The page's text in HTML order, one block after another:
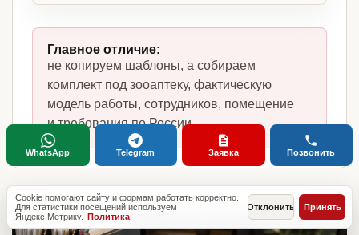
Главное отличие:
не копируем шаблоны, а собираем
комплект под зооаптеку, фактическую
модель работы, сотрудников, помещение
и требования по России.
Cookie помогают сайту и формам работать корректно.
Для статистики посещений используем
Яндекс.Метрику. Политика
Отклонить Принять
WhatsApp Telegram Заявка Позвонить